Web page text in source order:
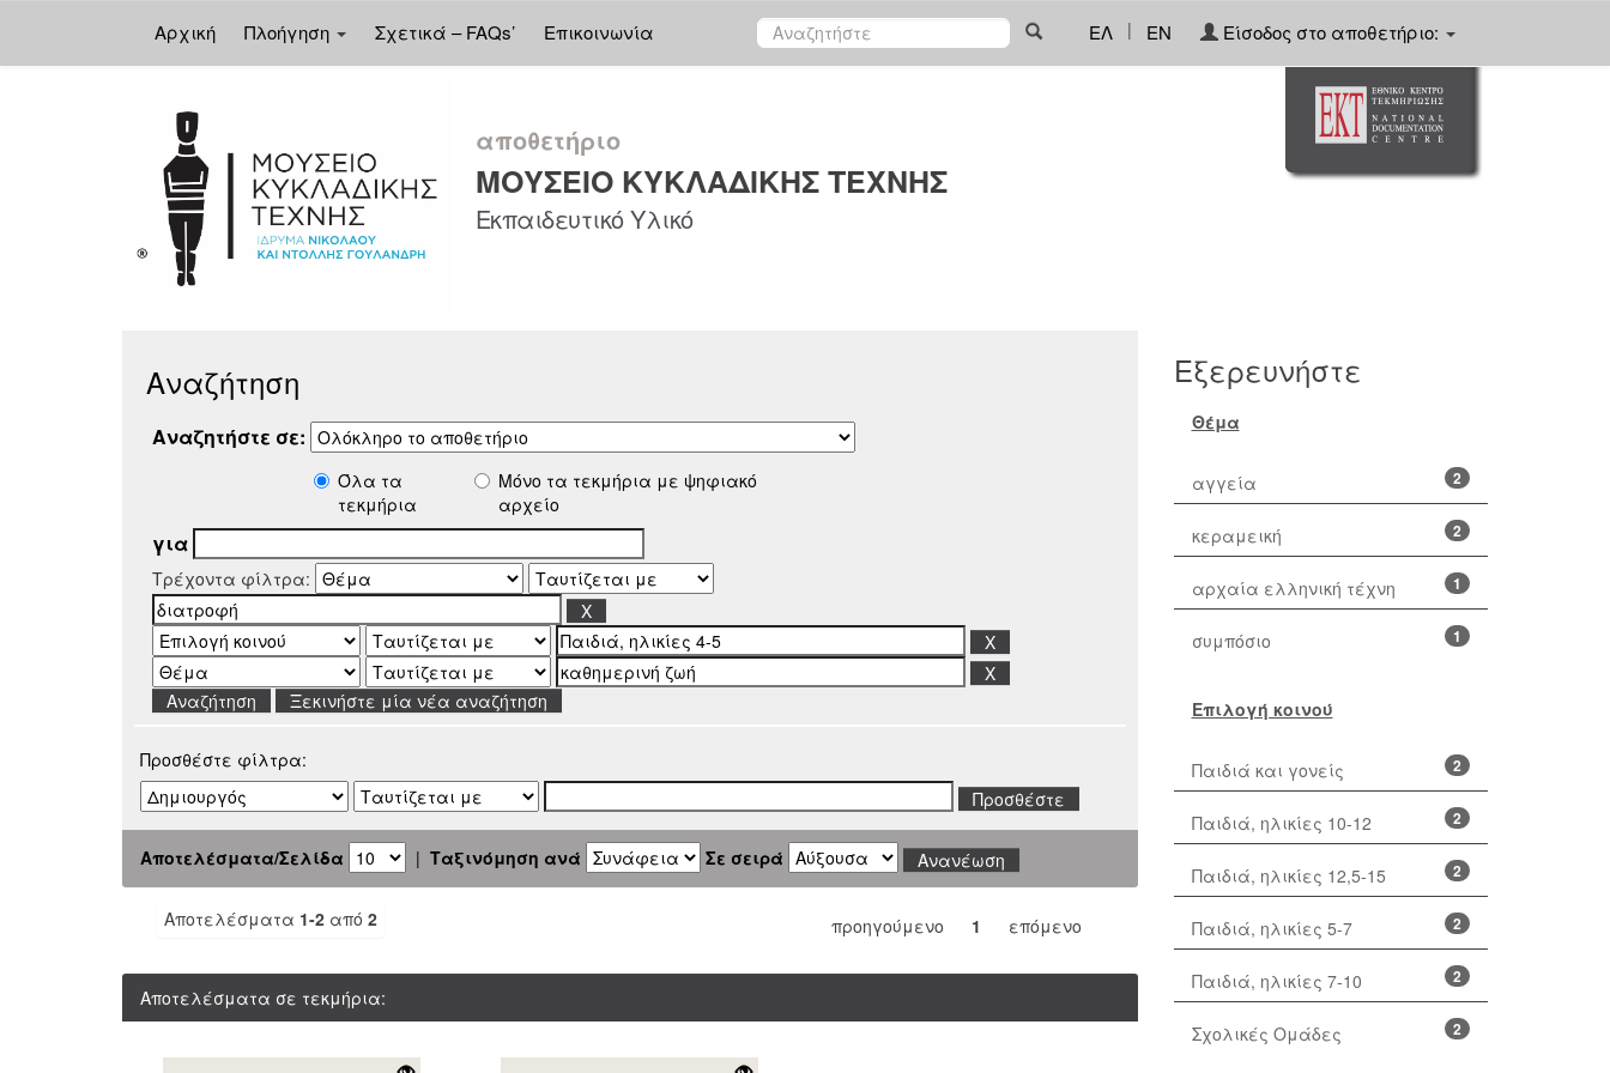
Αρχική Πλοήγηση Σχετικά – FAQs’ Επικοινωνία ΕΛ | EN Είσοδος στο αποθετήριο:
αποθετήριο
ΜΟΥΣΕΙΟ ΚΥΚΛΑΔΙΚΗΣ ΤΕΧΝΗΣ
Εκπαιδευτικό Υλικό
Αναζήτηση
Αναζητήστε σε:
Όλα τα
τεκμήρια
Μόνο τα τεκμήρια με ψηφιακό
αρχείο
για
Τρέχοντα φίλτρα:
Ξεκινήστε μία νέα αναζήτηση
Προσθέστε φίλτρα:
Αποτελέσματα/Σελίδα | Ταξινόμηση ανά Σε σειρά
Αποτελέσματα 1-2 από 2 προηγούμενο 1 επόμενο
Αποτελέσματα σε τεκμήρια:
Εξερευνήστε
Θέμα
2
αγγεία
2
κεραμεική
1
αρχαία ελληνική τέχνη
1
συμπόσιο
Επιλογή κοινού
2
Παιδιά και γονείς
2
Παιδιά, ηλικίες 10-12
2
Παιδιά, ηλικίες 12,5-15
2
Παιδιά, ηλικίες 5-7
2
Παιδιά, ηλικίες 7-10
2
Σχολικές Ομάδες